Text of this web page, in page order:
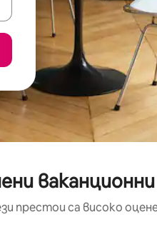
престои са високо